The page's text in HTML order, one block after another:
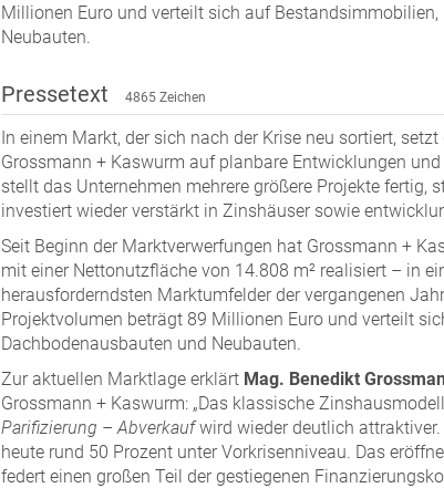
Millionen Euro und verteilt sich auf
Neubauten.
Pressetext 4865 Zeichen
In einem Markt, der sich nach der Krise neu sortiert,
Grossmann + Kaswurm auf planbare Entwicklungen
stellt das Unternehmen mehrere größere Projekte fertig,
investiert wieder verstärkt in Zinshäuser sowie
Seit Beginn der Marktverwerfungen hat Grossmann +
mit einer Nettonutzfläche von 14.808 m² realisiert – in
herausforderndsten Marktumfelder der vergangenen
Projektvolumen beträgt 89 Millionen Euro und verteilt
Dachbodenausbauten und Neubauten.
Zur aktuellen Marktlage erklärt Mag. Benedikt
Grossmann + Kaswurm: „Das klassische Zinshausmodell
Parifizierung – Abverkaufwird wieder deutlich attraktiver.
heute rund 50 Prozent unter Vorkrisenniveau. Das
federt einen großen Teil der gestiegenen